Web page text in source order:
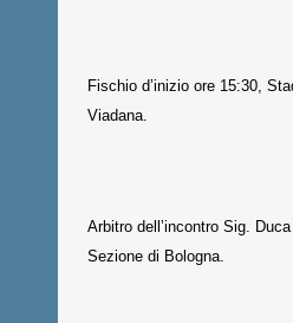
Fischio d’inizio ore 15:30,
Viadana.
Arbitro dell’incontro Sig.
Sezione di Bologna.